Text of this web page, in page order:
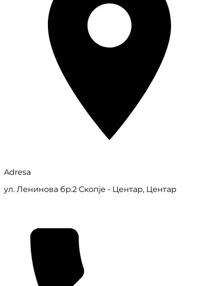
Adresa
ул. Ленинова бр.2 Скопје - Центар, Центар